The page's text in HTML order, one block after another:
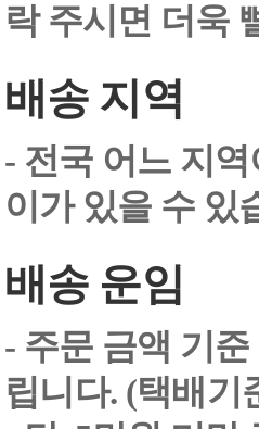
락 주시면 더욱
배송 지역
- 전국 어느 지
이가 있을 수 있
배송 운임
- 주문 금액 기
립니다. (택배기